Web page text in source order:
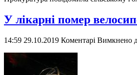
У лікарні помер
14:59 29.10.2019 Коментарі Вимкнено